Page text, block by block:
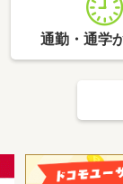
通勤・通学